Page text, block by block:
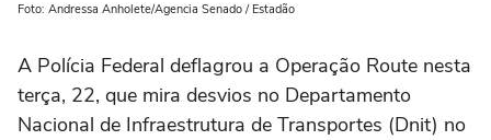
Foto: Andressa Anholete/Agencia Senado / Estadão
A Polícia Federal deflagrou a Operação Route nesta
terça, 22, que mira desvios no Departamento
Nacional de Infraestrutura de Transportes (Dnit) no